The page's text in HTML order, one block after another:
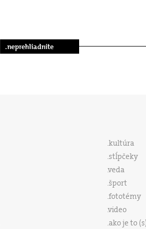
.neprehliadnite
kultúra
stĺpčeky
veda
šport
fototémy
video
ako je to